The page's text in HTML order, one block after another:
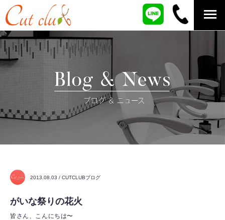
2013.08.03 / CUTCLUBブログ
がいな祭りの花火
皆さん、こんにちは〜